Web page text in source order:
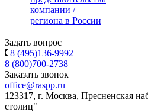
компании /
региона в России
Задать вопрос
8 (495)136-9992
8 (800)700-2738
Заказать звонок
office@raspp.ru
123317, г. Москва, Пресненская
столиц"